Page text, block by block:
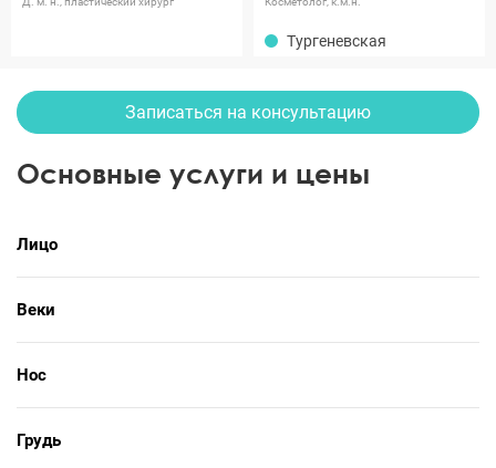
Тургеневская
Записаться на консультацию
Основные услуги и цены
Лицо
Веки
Нос
Грудь